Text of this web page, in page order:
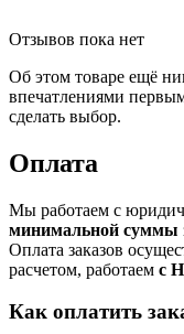
Отзывов пока нет
Об этом товаре ещё
впечатлениями
сделать выбор.
Оплата
Мы работаем с
минимальной суммы
Оплата заказов
расчетом, работаем с
Как оплатить